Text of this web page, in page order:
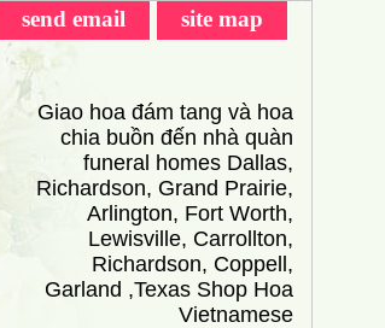
send email site map
Giao hoa đám tang và hoa
chia buồn đến nhà quàn
funeral homes Dallas,
Richardson, Grand Prairie,
Arlington, Fort Worth,
Lewisville, Carrollton,
Richardson, Coppell,
Garland ,Texas Shop Hoa
Vietnamese